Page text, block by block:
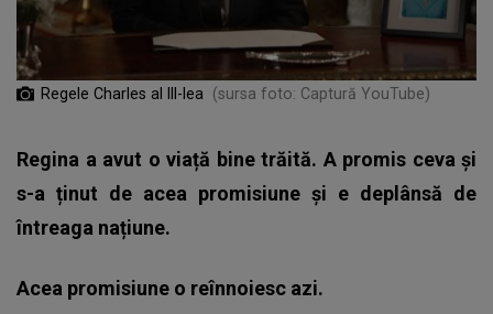
Regele Charles al III-lea (sursa foto: Captură YouTube)
Regina a avut o viață bine trăită. A promis ceva și
s-a ținut de acea promisiune și e deplânsă de
întreaga națiune.
Acea promisiune o reînnoiesc azi.